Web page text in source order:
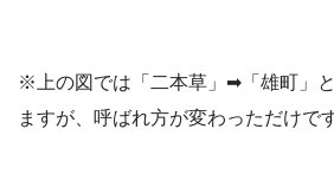
※上の図では「二本草」➡︎「雄町」
ますが、呼ばれ方が変わっただけです